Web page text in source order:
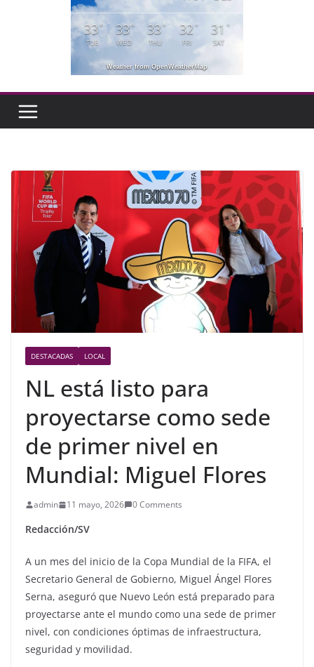
33°
TUE
33°
WED
33°
THU
32°
FRI
31 °
SAT
Weather from OpenWeatherMap
DESTACADAS LOCAL
NL está listo para
proyectarse como sede
de primer nivel en
Mundial: Miguel Flores
admin 11 mayo, 2026 0 Comments
Redacción/SV
A un mes del inicio de la Copa Mundial de la FIFA, el
Secretario General de Gobierno, Miguel Ángel Flores
Serna, aseguró que Nuevo León está preparado para
proyectarse ante el mundo como una sede de primer
nivel, con condiciones óptimas de infraestructura,
seguridad y movilidad.